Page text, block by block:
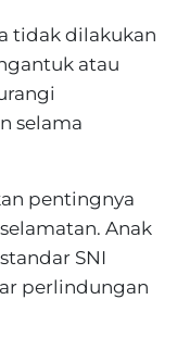
tidak dilakukan
atau
selama
pentingnya
Anak
SNI
perlindungan